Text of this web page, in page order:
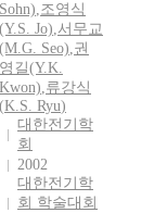
Sohn),조영식
(Y.S. Jo),서무교
(M.G. Seo),권
영길(Y.K.
Kwon),류강식
(K.S. Ryu)
대한전기학
회
2002
대한전기학
회 학술대회